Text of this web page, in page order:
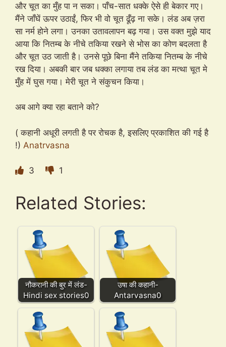
और चूत का मुँह पा न सका। पाँच-सात धक्के ऐसे ही बेकार गए।
मैंने जाँघें ऊपर उठाईं, फिर भी वो चूत ढूँढ़ ना सके। लंड अब ज़रा
सा नर्म होने लगा। उनका उतावलापन बढ़ गया। उस वक्त मुझे याद
आया कि नितम्ब के नीचे तकिया रखने से भोस का कोण बदलता है
और चूत उठ जाती है। उनसे पूछे बिना मैंने तकिया नितम्ब के नीचे
रख दिया। अबकी बार जब धक्का लगाया तब लंड का मत्था चूत मे
मुँह में घुस गया। मेरी चूत ने संकुचन किया।
अब आगे क्या रहा बताने को?
( कहानी अधूरी लगती है पर रोचक है, इसलिए प्रकाशित की गई है
!) Anatrvasna
3 1
Related Stories:
नौकरानी की बुर में लंड-
Hindi sex stories0
उषा की कहानी-
Antarvasna0